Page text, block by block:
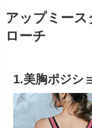
アップミー
ローチ
1.美胸ポジシ